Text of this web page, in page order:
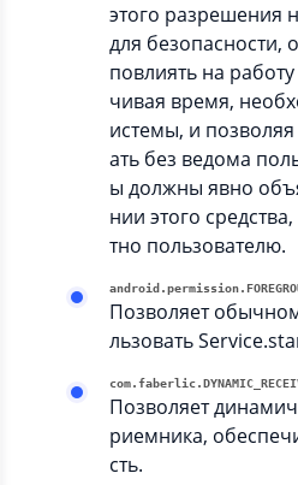
этого разрешения
для безопасности,
повлиять на
чивая время,
истемы, и
ать без ведома
ы должны явно
нии этого
тно пользователю.
Позволяет
льзовать
Позволяет
риемника,
сть.